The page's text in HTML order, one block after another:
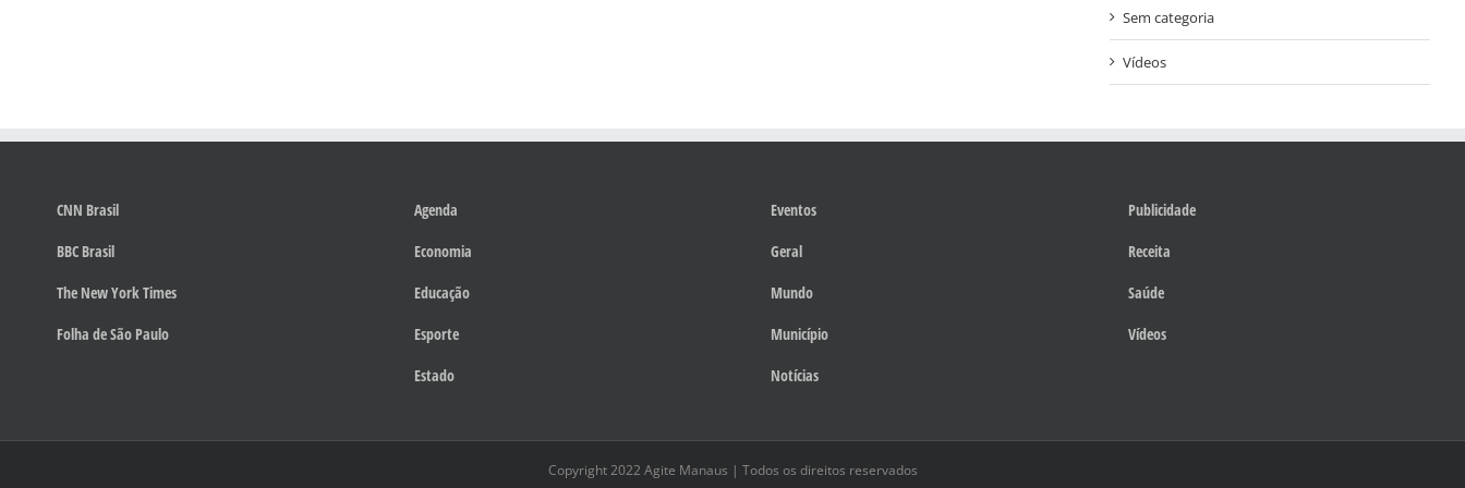
Sem categoria
Vídeos
CNN Brasil
BBC Brasil
The New York Times
Folha de São Paulo
Agenda
Economia
Educação
Esporte
Estado
Eventos
Geral
Mundo
Município
Notícias
Publicidade
Receita
Saúde
Vídeos
Copyright 2022 Agite Manaus | Todos os direitos reservados